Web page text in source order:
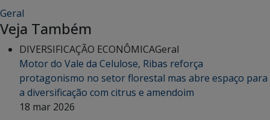
Geral
Veja Também
DIVERSIFICAÇÃO ECONÔMICAGeral
Motor do Vale da Celulose, Ribas reforça
protagonismo no setor florestal mas abre espaço para
a diversificação com citrus e amendoim
18 mar 2026